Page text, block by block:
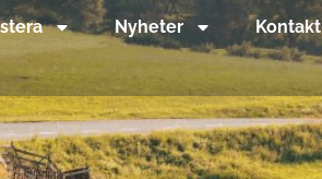
Nyheter Kontakt